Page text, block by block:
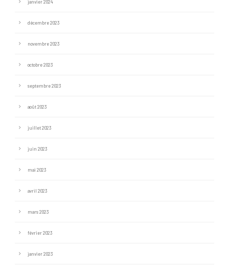
janvier 2024
décembre 2023
novembre 2023
octobre 2023
septembre 2023
août 2023
juillet 2023
juin 2023
mai 2023
avril 2023
mars 2023
février 2023
janvier 2023